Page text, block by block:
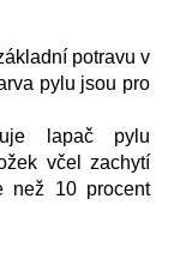
potravu v
pylu jsou pro
lapač pylu
včel zachytí
než 10 procent